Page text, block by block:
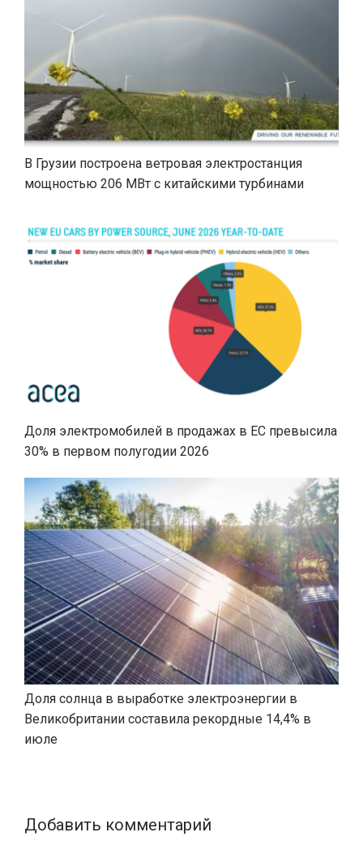
В Грузии построена ветровая электростанция
мощностью 206 МВт с китайскими турбинами
Доля электромобилей в продажах в ЕС превысила
30% в первом полугодии 2026
Доля солнца в выработке электроэнергии в
Великобритании составила рекордные 14,4% в
июле
Добавить комментарий